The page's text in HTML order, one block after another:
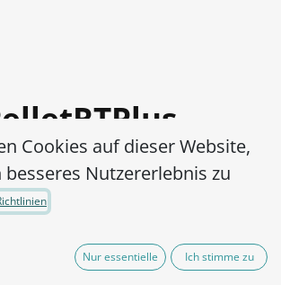
sporogenes
11437™ log3
exkl. MwSt.
Cookies auf dieser Website,
Nutzererlebnis zu
Nur essentielle Ich stimme zu